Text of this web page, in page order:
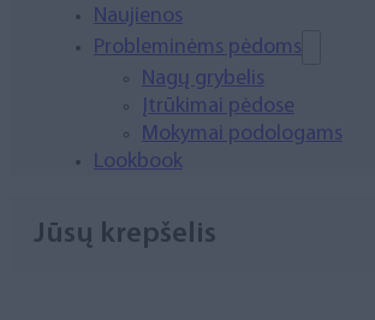
Naujienos
Probleminėms pėdoms
Nagų grybelis
Įtrūkimai pėdose
Mokymai podologams
Lookbook
Jūsų krepšelis